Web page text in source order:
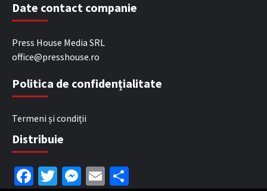
Date contact companie
Press House Media SRL
office@presshouse.ro
Politica de confidențialitate
Termeni și condiții
Distribuie
Facebook
Twitter
Messenger
Email